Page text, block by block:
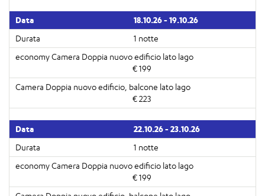
18.10.26 - 19.10.26
1 notte
€ 199
€ 223
22.10.26 - 23.10.26
1 notte
€ 199